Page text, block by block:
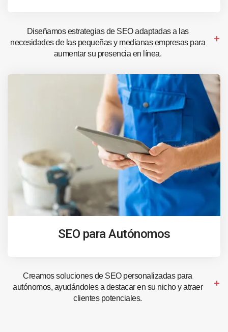
Diseñamos estrategias de SEO adaptadas a las
necesidades de las pequeñas y medianas empresas para
aumentar su presencia en línea.
SEO para Autónomos
Creamos soluciones de SEO personalizadas para
autónomos, ayudándoles a destacar en su nicho y atraer
clientes potenciales.